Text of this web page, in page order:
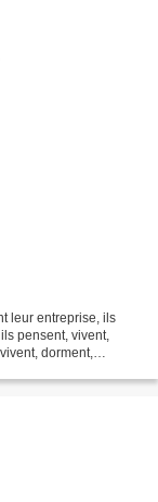
leur entreprise, ils
pensent, vivent,
dorment,